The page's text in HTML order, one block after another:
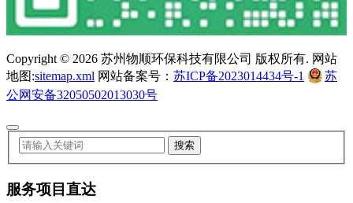
Copyright © 2026 苏州物顺环保科技有限公司 版权所有. 网站
地图:sitemap.xml 网站备案号： 苏ICP备2023014434号-1
苏
公网安备32050502013030号
服务项目直达